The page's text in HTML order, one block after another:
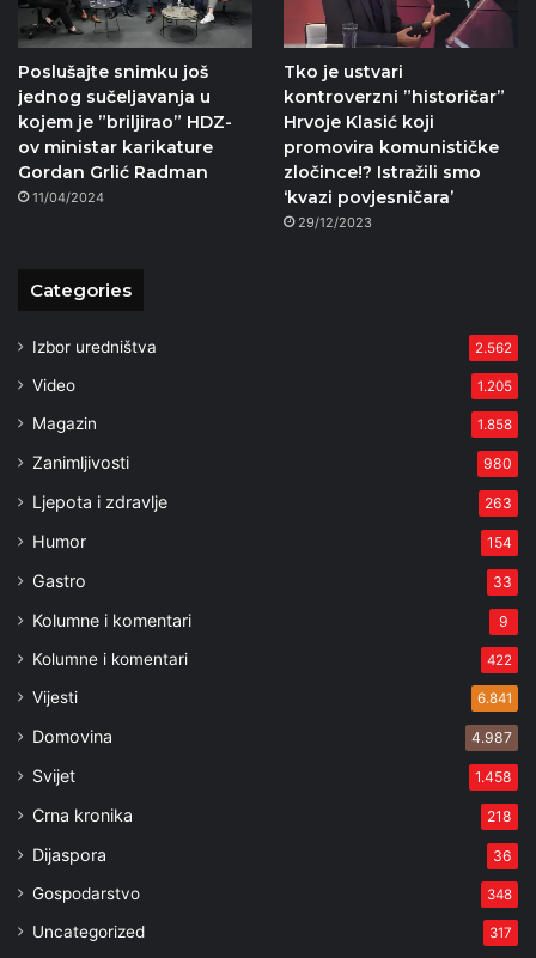
Poslušajte snimku još
jednog sučeljavanja u
kojem je ”briljirao” HDZ-
ov ministar karikature
Gordan Grlić Radman
11/04/2024
Tko je ustvari
kontroverzni ”historičar”
Hrvoje Klasić koji
promovira komunističke
zločince!? Istražili smo
‘kvazi povjesničara’
29/12/2023
Categories
Izbor uredništva 2.562
Video 1.205
Magazin 1.858
Zanimljivosti 980
Ljepota i zdravlje 263
Humor 154
Gastro 33
Kolumne i komentari 9
Kolumne i komentari 422
Vijesti 6.841
Domovina 4.987
Svijet 1.458
Crna kronika 218
Dijaspora 36
Gospodarstvo 348
Uncategorized 317